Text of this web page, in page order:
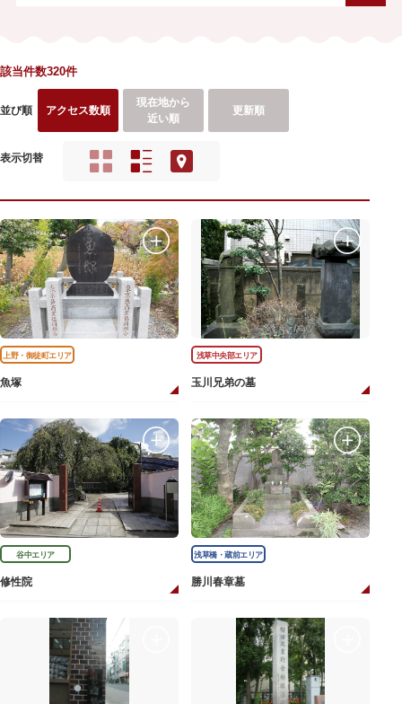
該当件数320件
並び順 アクセス数順
現在地から
近い順
更新順
表示切替
上野・御徒町エリア
魚塚
浅草中央部エリア
玉川兄弟の墓
谷中エリア
修性院
浅草橋・蔵前エリア
勝川春章墓